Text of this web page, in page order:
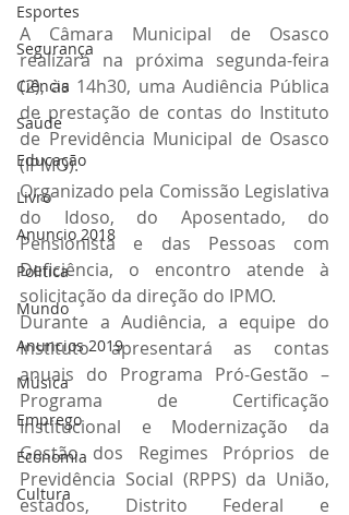
Esportes
Segurança
Ciência
Saúde
Educação
Livro
Anuncio 2018
Politica
Mundo
Anuncios 2019
Música
Emprego
Economia
Cultura
A Câmara Municipal de Osasco
realizará na próxima segunda-feira
(2), às 14h30, uma Audiência Pública
de prestação de contas do Instituto
de Previdência Municipal de Osasco
(IPMO).
Organizado pela Comissão Legislativa
do Idoso, do Aposentado, do
Pensionista e das Pessoas com
Deficiência, o encontro atende à
solicitação da direção do IPMO.
Durante a Audiência, a equipe do
Instituto apresentará as contas
anuais do Programa Pró-Gestão –
Programa de Certificação
Institucional e Modernização da
Gestão dos Regimes Próprios de
Previdência Social (RPPS) da União,
estados, Distrito Federal e